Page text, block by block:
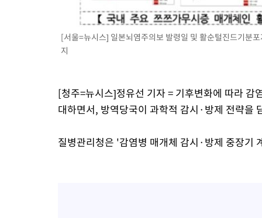
[서울=뉴시스] 일본뇌염주의보 발령일 및 활순털진드기분
지
[청주=뉴시스]정유선 기자 = 기후변화에 따라 감
대하면서, 방역당국이 과학적 감시·방제 전략을
질병관리청은 '감염병 매개체 감시·방제 중장기